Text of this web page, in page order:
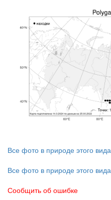
Все фото в природе этого вида
Все фото в природе этого вида
Сообщить об ошибке